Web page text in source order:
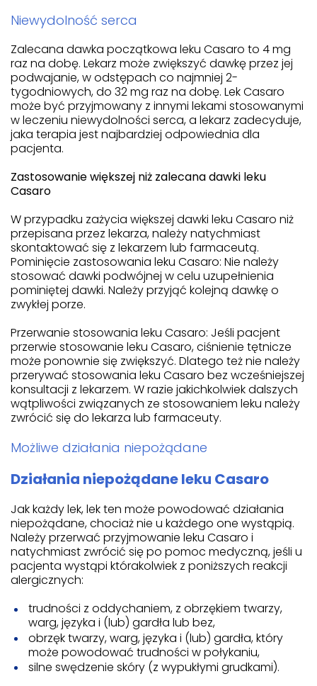
Niewydolność serca
Zalecana dawka początkowa leku Casaro to 4 mg
raz na dobę. Lekarz może zwiększyć dawkę przez jej
podwajanie, w odstępach co najmniej 2-
tygodniowych, do 32 mg raz na dobę. Lek Casaro
może być przyjmowany z innymi lekami stosowanymi
w leczeniu niewydolności serca, a lekarz zadecyduje,
jaka terapia jest najbardziej odpowiednia dla
pacjenta.
Zastosowanie większej niż zalecana dawki leku
Casaro
W przypadku zażycia większej dawki leku Casaro niż
przepisana przez lekarza, należy natychmiast
skontaktować się z lekarzem lub farmaceutą.
Pominięcie zastosowania leku Casaro: Nie należy
stosować dawki podwójnej w celu uzupełnienia
pominiętej dawki. Należy przyjąć kolejną dawkę o
zwykłej porze.
Przerwanie stosowania leku Casaro: Jeśli pacjent
przerwie stosowanie leku Casaro, ciśnienie tętnicze
może ponownie się zwiększyć. Dlatego też nie należy
przerywać stosowania leku Casaro bez wcześniejszej
konsultacji z lekarzem. W razie jakichkolwiek dalszych
wątpliwości związanych ze stosowaniem leku należy
zwrócić się do lekarza lub farmaceuty.
Możliwe działania niepożądane
Działania niepożądane leku Casaro
Jak każdy lek, lek ten może powodować działania
niepożądane, chociaż nie u każdego one wystąpią.
Należy przerwać przyjmowanie leku Casaro i
natychmiast zwrócić się po pomoc medyczną, jeśli u
pacjenta wystąpi którakolwiek z poniższych reakcji
alergicznych:
trudności z oddychaniem, z obrzękiem twarzy,
warg, języka i (lub) gardła lub bez,
obrzęk twarzy, warg, języka i (lub) gardła, który
może powodować trudności w połykaniu,
silne swędzenie skóry (z wypukłymi grudkami).